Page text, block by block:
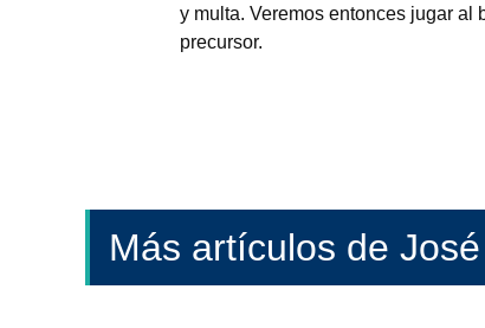
y multa. Veremos entonces jugar al
precursor.
Más artículos de